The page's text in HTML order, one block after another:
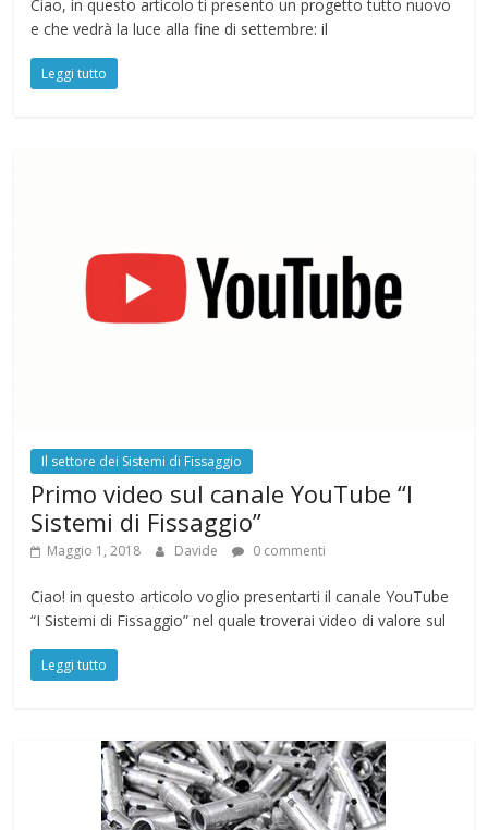
Ciao, in questo articolo ti presento un progetto tutto nuovo
e che vedrà la luce alla fine di settembre: il
Leggi tutto
Il settore dei Sistemi di Fissaggio
Primo video sul canale YouTube “I
Sistemi di Fissaggio”
Maggio 1, 2018 Davide 0 commenti
Ciao! in questo articolo voglio presentarti il canale YouTube
“I Sistemi di Fissaggio” nel quale troverai video di valore sul
Leggi tutto